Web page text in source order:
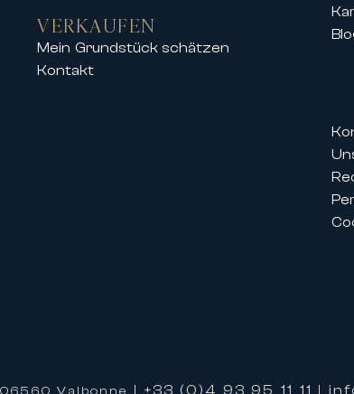
Croisette und des Palais des
zu profitieren, der perfekt
von einem personalisierten
Erlebnis zu bieten.
Aufenthalts und bieten zudem
VERKAUFEN
Mein Grundstück schätzen
Kontakt